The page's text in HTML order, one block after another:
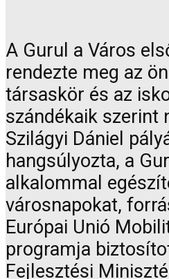
A Gurul a Város
rendezte meg az
társaskör és az
szándékaik szerint
Szilágyi Dániel
hangsúlyozta, a
alkalommal
városnapokat,
Európai Unió
programja
Fejlesztési